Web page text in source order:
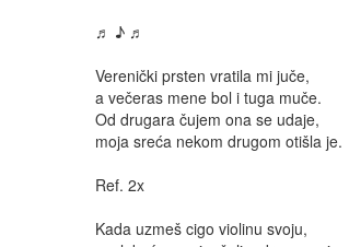
♬ ♪ ♬
Verenički prsten vratila mi juče,
a večeras mene bol i tuga muče.
Od drugara čujem ona se udaje,
moja sreća nekom drugom otišla je.
Ref. 2x
Kada uzmeš cigo violinu svoju,